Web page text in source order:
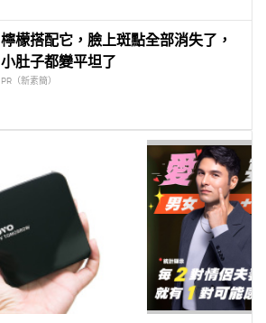
檸檬搭配它，臉上斑點全部消失了，
小肚子都變平坦了
PR（新素簡）